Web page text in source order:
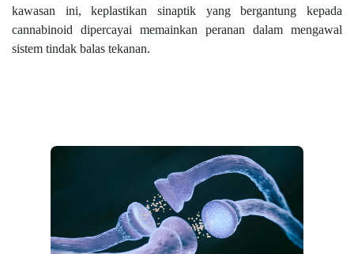
kawasan ini, keplastikan sinaptik yang bergantung kepada
cannabinoid dipercayai memainkan peranan dalam mengawal
sistem tindak balas tekanan.